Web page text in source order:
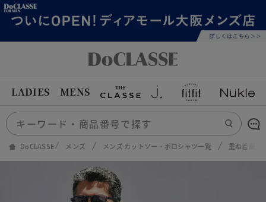
LADIES MENS
DoCLASSE メンズ メンズ カットソー・ポロシャツ一覧 重ね着風ク